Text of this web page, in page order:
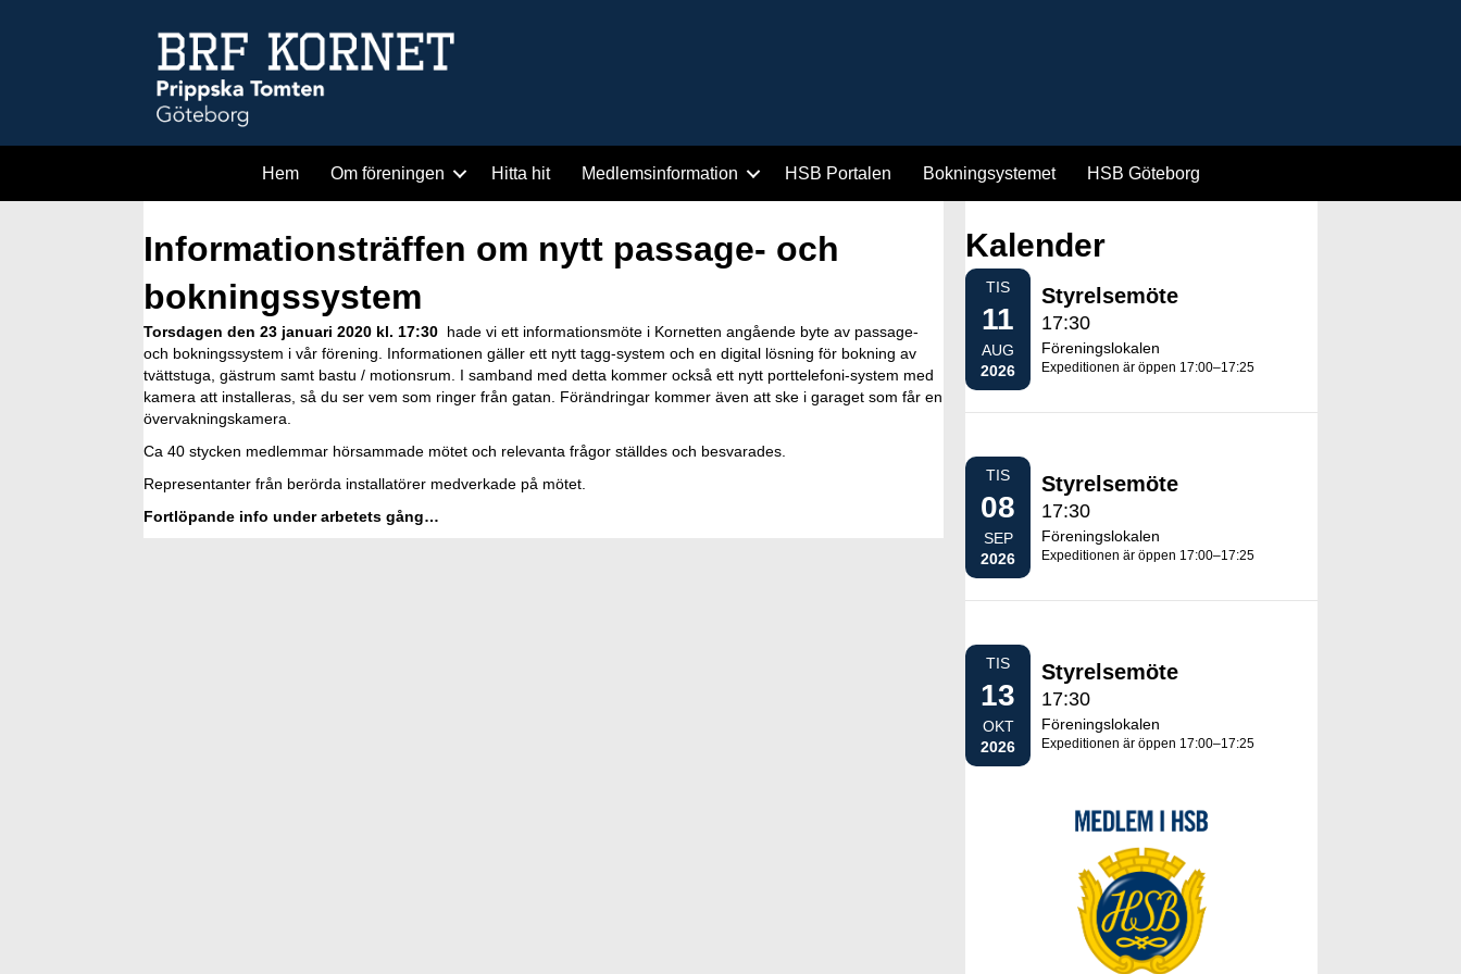
Hem Om föreningen Hitta hit Medlemsinformation HSB Portalen Bokningsystemet HSB Göteborg
Informationsträffen om nytt passage- och
bokningssystem
Torsdagen den 23 januari 2020 kl. 17:30 hade vi ett informationsmöte i Kornetten angående byte av passage-
och bokningssystem i vår förening. Informationen gäller ett nytt tagg-system och en digital lösning för bokning av
tvättstuga, gästrum samt bastu / motionsrum. I samband med detta kommer också ett nytt porttelefoni-system med
kamera att installeras, så du ser vem som ringer från gatan. Förändringar kommer även att ske i garaget som får en
övervakningskamera.
Ca 40 stycken medlemmar hörsammade mötet och relevanta frågor ställdes och besvarades.
Representanter från berörda installatörer medverkade på mötet.
Fortlöpande info under arbetets gång…
Kalender
TIS
11
AUG
2026
Styrelsemöte
17:30
Föreningslokalen
Expeditionen är öppen 17:00–17:25
TIS
08
SEP
2026
Styrelsemöte
17:30
Föreningslokalen
Expeditionen är öppen 17:00–17:25
TIS
13
OKT
2026
Styrelsemöte
17:30
Föreningslokalen
Expeditionen är öppen 17:00–17:25